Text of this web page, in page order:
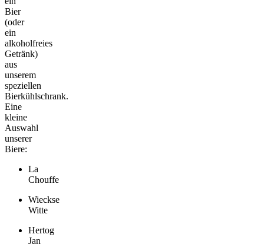
Bier
(oder
ein
alkoholfreies
Getränk)
aus
unserem
speziellen
Bierkühlschrank.
Eine
kleine
Auswahl
unserer
Biere:
La
Chouffe
Wieckse
Witte
Hertog
Jan